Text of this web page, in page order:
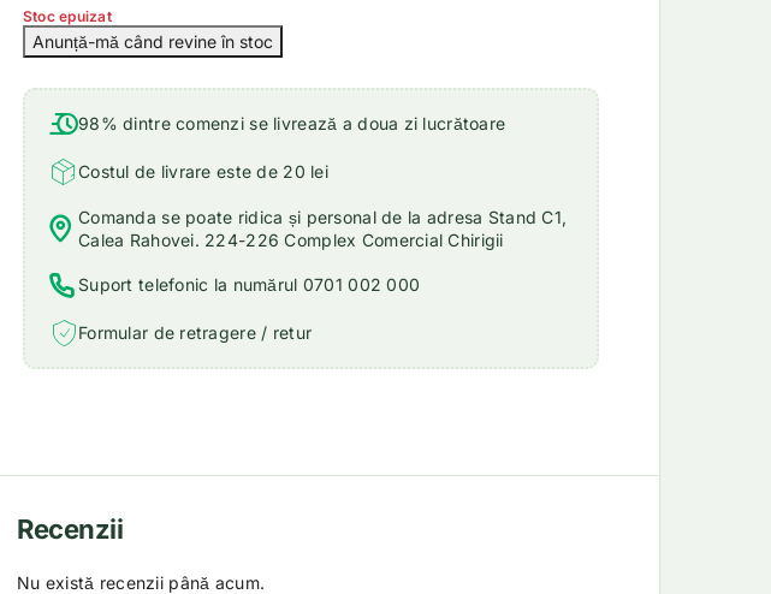
Stoc epuizat
98% dintre comenzi se livrează a doua zi lucrătoare
Costul de livrare este de 20 lei
Comanda se poate ridica și personal de la adresa Stand C1,
Calea Rahovei. 224-226 Complex Comercial Chirigii
Suport telefonic la numărul 0701 002 000
Formular de retragere / retur
Recenzii
Nu există recenzii până acum.